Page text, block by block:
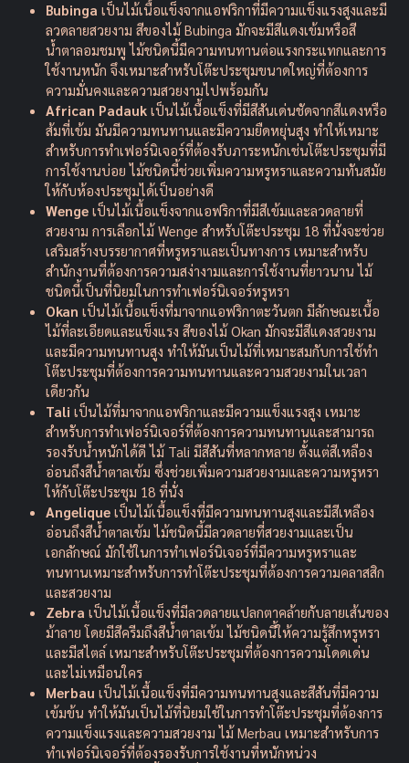
Bubinga เป็นไม้เนื้อแข็งจากแอฟริกาที่มีความแข็งแรงสูงและมี
ลวดลายสวยงาม สีของไม้ Bubinga มักจะมีสีแดงเข้มหรือสี
น้ำตาลอมชมพู ไม้ชนิดนี้มีความทนทานต่อแรงกระแทกและการ
ใช้งานหนัก จึงเหมาะสำหรับโต๊ะประชุมขนาดใหญ่ที่ต้องการ
ความมั่นคงและความสวยงามไปพร้อมกัน
African Padauk เป็นไม้เนื้อแข็งที่มีสีสันเด่นชัดจากสีแดงหรือ
ส้มที่เข้ม มันมีความทนทานและมีความยืดหยุ่นสูง ทำให้เหมาะ
สำหรับการทำเฟอร์นิเจอร์ที่ต้องรับภาระหนักเช่นโต๊ะประชุมที่มี
การใช้งานบ่อย ไม้ชนิดนี้ช่วยเพิ่มความหรูหราและความทันสมัย
ให้กับห้องประชุมได้เป็นอย่างดี
Wenge เป็นไม้เนื้อแข็งจากแอฟริกาที่มีสีเข้มและลวดลายที่
สวยงาม การเลือกไม้ Wenge สำหรับโต๊ะประชุม 18 ที่นั่งจะช่วย
เสริมสร้างบรรยากาศที่หรูหราและเป็นทางการ เหมาะสำหรับ
สำนักงานที่ต้องการความสง่างามและการใช้งานที่ยาวนาน ไม้
ชนิดนี้เป็นที่นิยมในการทำเฟอร์นิเจอร์หรูหรา
Okan เป็นไม้เนื้อแข็งที่มาจากแอฟริกาตะวันตก มีลักษณะเนื้อ
ไม้ที่ละเอียดและแข็งแรง สีของไม้ Okan มักจะมีสีแดงสวยงาม
และมีความทนทานสูง ทำให้มันเป็นไม้ที่เหมาะสมกับการใช้ทำ
โต๊ะประชุมที่ต้องการความทนทานและความสวยงามในเวลา
เดียวกัน
Tali เป็นไม้ที่มาจากแอฟริกาและมีความแข็งแรงสูง เหมาะ
สำหรับการทำเฟอร์นิเจอร์ที่ต้องการความทนทานและสามารถ
รองรับน้ำหนักได้ดี ไม้ Tali มีสีสันที่หลากหลาย ตั้งแต่สีเหลือง
อ่อนถึงสีน้ำตาลเข้ม ซึ่งช่วยเพิ่มความสวยงามและความหรูหรา
ให้กับโต๊ะประชุม 18 ที่นั่ง
Angelique เป็นไม้เนื้อแข็งที่มีความทนทานสูงและมีสีเหลือง
อ่อนถึงสีน้ำตาลเข้ม ไม้ชนิดนี้มีลวดลายที่สวยงามและเป็น
เอกลักษณ์ มักใช้ในการทำเฟอร์นิเจอร์ที่มีความหรูหราและ
ทนทานเหมาะสำหรับการทำโต๊ะประชุมที่ต้องการความคลาสสิก
และสวยงาม
Zebra เป็นไม้เนื้อแข็งที่มีลวดลายแปลกตาคล้ายกับลายเส้นของ
ม้าลาย โดยมีสีครีมถึงสีน้ำตาลเข้ม ไม้ชนิดนี้ให้ความรู้สึกหรูหรา
และมีสไตล์ เหมาะสำหรับโต๊ะประชุมที่ต้องการความโดดเด่น
และไม่เหมือนใคร
Merbau เป็นไม้เนื้อแข็งที่มีความทนทานสูงและสีสันที่มีความ
เข้มข้น ทำให้มันเป็นไม้ที่นิยมใช้ในการทำโต๊ะประชุมที่ต้องการ
ความแข็งแรงและความสวยงาม ไม้ Merbau เหมาะสำหรับการ
ทำเฟอร์นิเจอร์ที่ต้องรองรับการใช้งานที่หนักหน่วง